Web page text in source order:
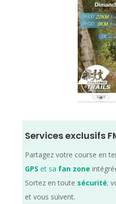
Services exclusifs
Partagez votre course en
GPS et sa fan zone
Sortez en toute sécurité;
et vous suivent.